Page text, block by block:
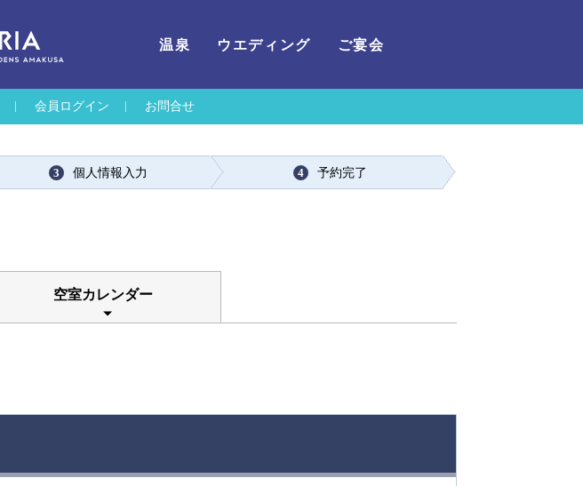
温泉 ウエディング ご宴会
会員ログイン お問合せ
3 個人情報入力 4 予約完了
空室カレンダー